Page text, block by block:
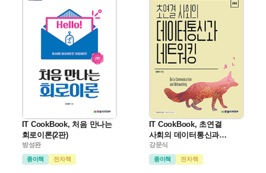
IT CookBook, 처음 만나는
회로이론(2판)
방성완
종이책 전자책
IT CookBook, 초연결
사회의 데이터통신과
네트워킹
강문식
종이책 전자책